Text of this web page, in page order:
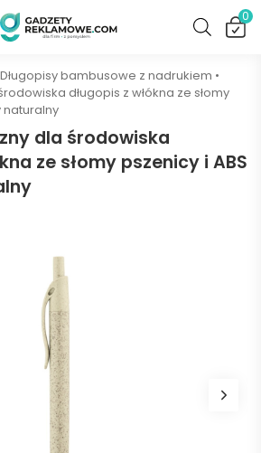
0
Długopisy bambusowe z nadrukiem •
długopis z włókna ze słomy
naturalny
dla środowiska
ze słomy pszenicy i ABS